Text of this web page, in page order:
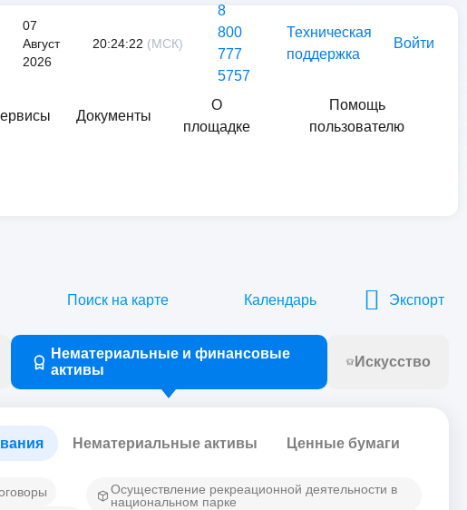
07
Август
2026
20:24:22 (МСК)
8
800
777
5757
Техническая
поддержка
Войти
Документы
О
площадке
Помощь
пользователю
Поиск на карте Календарь Экспорт
Нематериальные и финансовые
активы
Искусство
Нематериальные активы Ценные бумаги
Осуществление рекреационной деятельности в
национальном парке